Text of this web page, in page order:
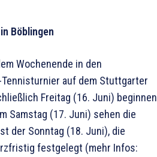
Böblingen
Wochenende in den
auf dem Stuttgarter
Freitag (16. Juni) beginnen
Samstag (17. Juni) sehen die
der Sonntag (18. Juni), die
festgelegt (mehr Infos: